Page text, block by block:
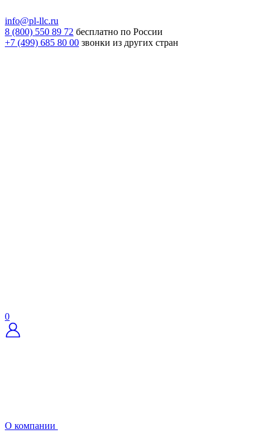
info@pl-llc.ru
8 (800) 550 89 72 бесплатно по России
+7 (499) 685 80 00 звонки из других стран
0
О компании